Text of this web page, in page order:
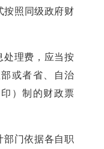
按照同级政府财
理费，应当按
或者省、自治
）制的财政票
门依据各自职